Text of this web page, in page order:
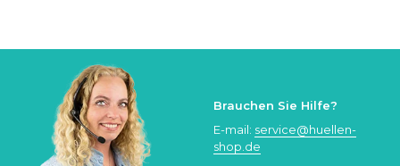
Brauchen Sie Hilfe?
E-mail: service@huellen-
shop.de